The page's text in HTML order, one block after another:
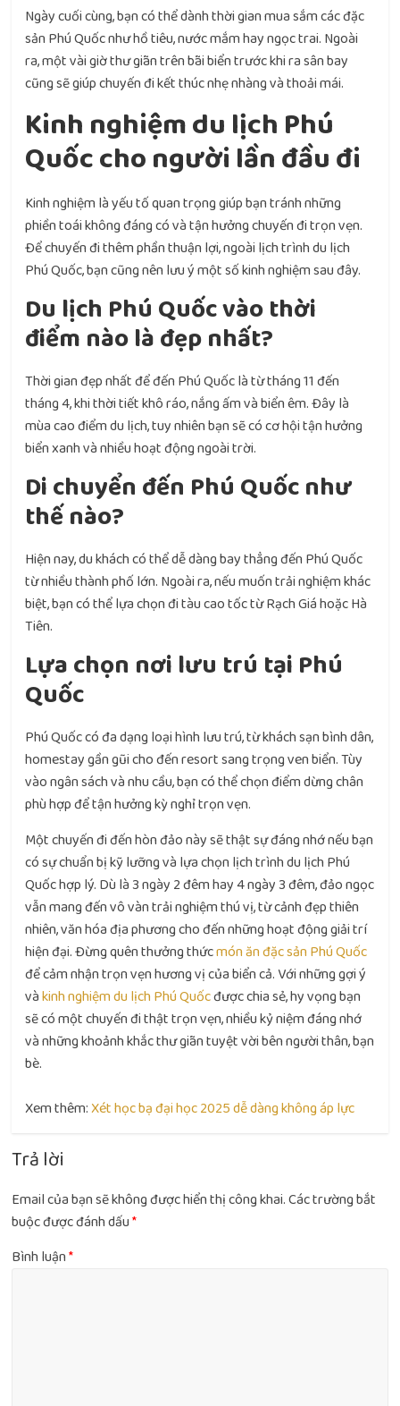
Ngày cuối cùng, bạn có thể dành thời gian mua sắm các đặc
sản Phú Quốc như hồ tiêu, nước mắm hay ngọc trai. Ngoài
ra, một vài giờ thư giãn trên bãi biển trước khi ra sân bay
cũng sẽ giúp chuyến đi kết thúc nhẹ nhàng và thoải mái.
Kinh nghiệm du lịch Phú
Quốc cho người lần đầu đi
Kinh nghiệm là yếu tố quan trọng giúp bạn tránh những
phiền toái không đáng có và tận hưởng chuyến đi trọn vẹn.
Để chuyến đi thêm phần thuận lợi, ngoài lịch trình du lịch
Phú Quốc, bạn cũng nên lưu ý một số kinh nghiệm sau đây.
Du lịch Phú Quốc vào thời
điểm nào là đẹp nhất?
Thời gian đẹp nhất để đến Phú Quốc là từ tháng 11 đến
tháng 4, khi thời tiết khô ráo, nắng ấm và biển êm. Đây là
mùa cao điểm du lịch, tuy nhiên bạn sẽ có cơ hội tận hưởng
biển xanh và nhiều hoạt động ngoài trời.
Di chuyển đến Phú Quốc như
thế nào?
Hiện nay, du khách có thể dễ dàng bay thẳng đến Phú Quốc
từ nhiều thành phố lớn. Ngoài ra, nếu muốn trải nghiệm khác
biệt, bạn có thể lựa chọn đi tàu cao tốc từ Rạch Giá hoặc Hà
Tiên.
Lựa chọn nơi lưu trú tại Phú
Quốc
Phú Quốc có đa dạng loại hình lưu trú, từ khách sạn bình dân,
homestay gần gũi cho đến resort sang trọng ven biển. Tùy
vào ngân sách và nhu cầu, bạn có thể chọn điểm dừng chân
phù hợp để tận hưởng kỳ nghỉ trọn vẹn.
Một chuyến đi đến hòn đảo này sẽ thật sự đáng nhớ nếu bạn
có sự chuẩn bị kỹ lưỡng và lựa chọn lịch trình du lịch Phú
Quốc hợp lý. Dù là 3 ngày 2 đêm hay 4 ngày 3 đêm, đảo ngọc
vẫn mang đến vô vàn trải nghiệm thú vị, từ cảnh đẹp thiên
nhiên, văn hóa địa phương cho đến những hoạt động giải trí
hiện đại. Đừng quên thưởng thứcmón ăn đặc sản Phú Quốc
để cảm nhận trọn vẹn hương vị của biển cả. Với những gợi ý
vàkinh nghiệm du lịch Phú Quốcđược chia sẻ, hy vọng bạn
sẽ có một chuyến đi thật trọn vẹn, nhiều kỷ niệm đáng nhớ
và những khoảnh khắc thư giãn tuyệt vời bên người thân, bạn
bè.
Xem thêm:Xét học bạ đại học 2025 dễ dàng không áp lực
Trả lời
Email của bạn sẽ không được hiển thị công khai.Các trường bắt
buộc được đánh dấu*
Bình luận*